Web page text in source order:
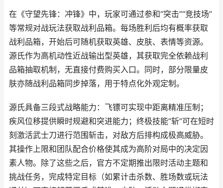
在《守望先锋：冲锋》中，玩家可通过参和“突击”“竞技场”
等常规对战玩法获取战利品箱。每场胜利后均有概率获取
战利品箱，开始后可随机获取英雄、皮肤、表情等资源。
源氏作为高机动性近战输出型英雄，其获取完全依赖战利
品箱抽取机制，无直接付费购买入口。同时，部分限量皮
肤亦随战利品箱同步掉落，用于特点化外观定制。
源氏具备三段式战略能力：飞镖可实现中距离精准压制；
疾风位移提供瞬时规避和突进能力；终极技能“斩”可在短时
刻激活武士刀进行范围斩击，对敌方后排构成极高威胁。
其操作上限和团队配合价格使其成为高阶对局中的决定因
素人物。除了这些之后，官方不定期推出限时活动主题和
挑战任务，完成特定目标（如累计击杀数、胜场数或玩法